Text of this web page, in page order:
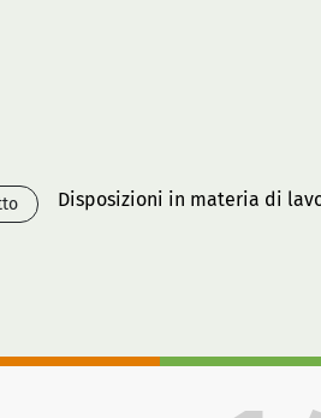
Disposizioni in materia di